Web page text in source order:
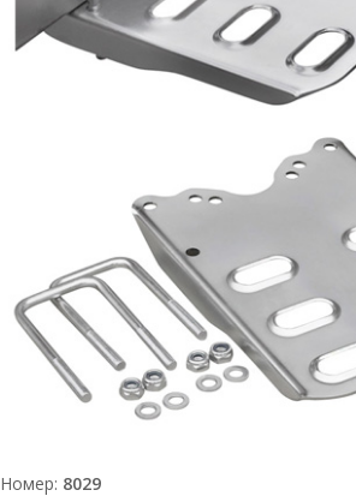
Номер: 8029